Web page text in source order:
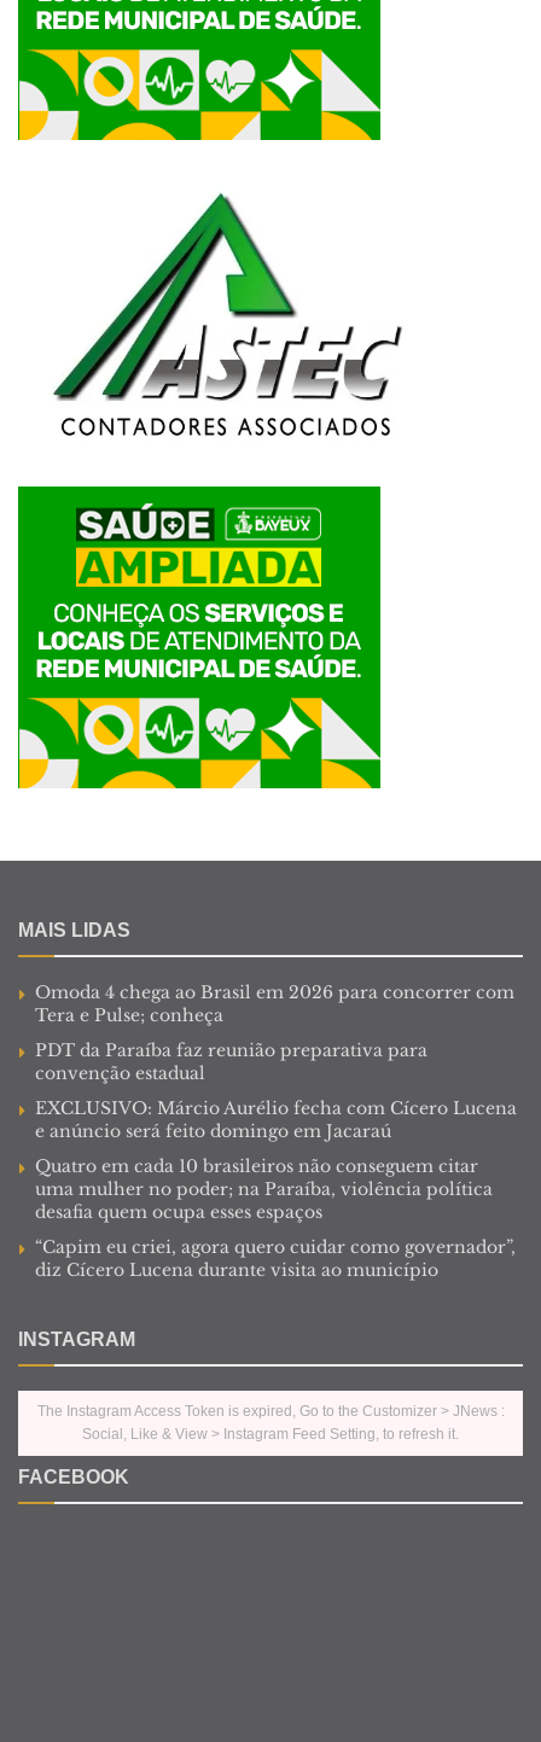
MAIS LIDAS
Omoda 4 chega ao Brasil em 2026 para concorrer com
Tera e Pulse; conheça
PDT da Paraíba faz reunião preparativa para
convenção estadual
EXCLUSIVO: Márcio Aurélio fecha com Cícero Lucena
e anúncio será feito domingo em Jacaraú
Quatro em cada 10 brasileiros não conseguem citar
uma mulher no poder; na Paraíba, violência política
desafia quem ocupa esses espaços
“Capim eu criei, agora quero cuidar como governador”,
diz Cícero Lucena durante visita ao município
INSTAGRAM
The Instagram Access Token is expired, Go to the Customizer > JNews :
Social, Like & View > Instagram Feed Setting, to refresh it.
FACEBOOK